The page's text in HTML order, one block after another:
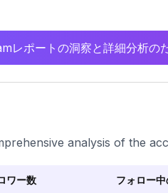
レポートの洞察と詳細分析の
analysis of the
ワー数 フォロー